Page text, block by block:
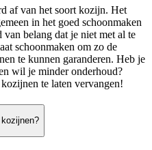
af van het soort kozijn. Het
in het goed schoonmaken
belang dat je niet met al te
schoonmaken om zo de
te kunnen garanderen. Heb je
wil je minder onderhoud?
te laten vervangen!